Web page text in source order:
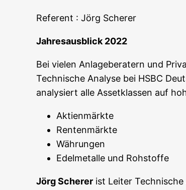
Refe­rent : Jörg Scherer
Jah­res­aus­blick 2022
Bei vie­len Anla­ge­be­ra­tern und
Tech­ni­sche Ana­ly­se bei HSBC
ana­ly­siert alle Asset­klas­sen auf
Akti­en­märk­te
Ren­ten­märk­te
Wäh­run­gen
Edel­me­tal­le und Rohstoffe
Jörg Sche­rer ist Lei­ter